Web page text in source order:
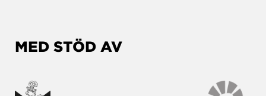
MED STÖD AV